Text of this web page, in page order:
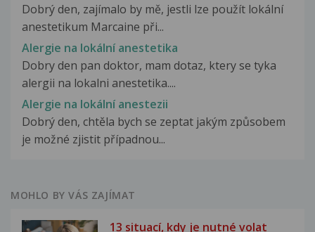
Dobrý den, zajímalo by mě, jestli lze použít lokální
anestetikum Marcaine při...
Alergie na lokální anestetika
Dobry den pan doktor, mam dotaz, ktery se tyka
alergii na lokalni anestetika....
Alergie na lokální anestezii
Dobrý den, chtěla bych se zeptat jakým způsobem
je možné zjistit případnou...
MOHLO BY VÁS ZAJÍMAT
13 situací, kdy je nutné volat